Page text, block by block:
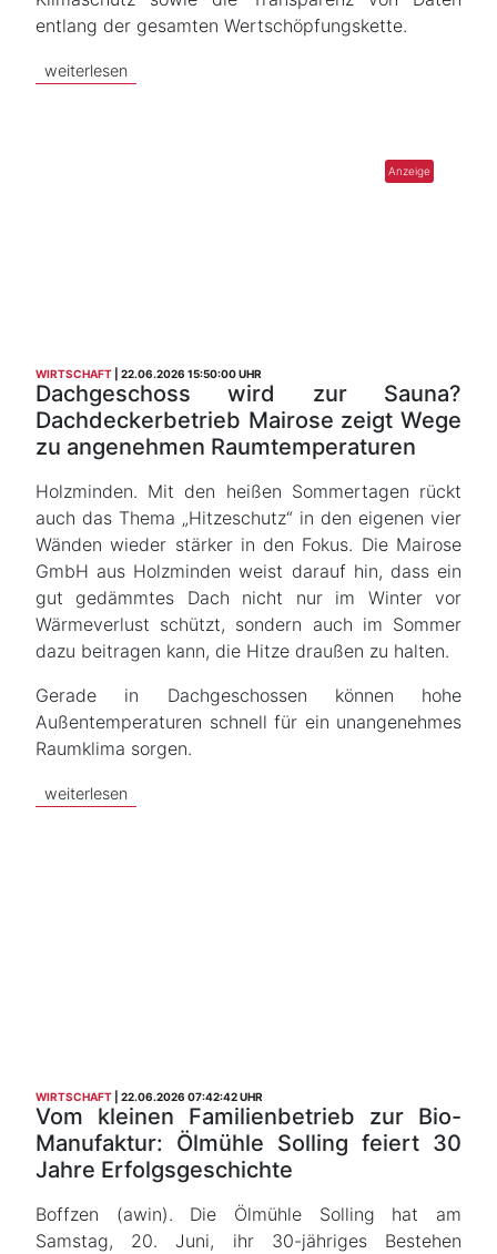
entlang der gesamten Wertschöpfungskette.
weiterlesen
WIRTSCHAFT 22.06.2026 15:50:00 UHR
Dachgeschoss wird zur Sauna?
Dachdeckerbetrieb Mairose zeigt Wege
zu angenehmen Raumtemperaturen
Holzminden. Mit den heißen Sommertagen rückt
auch das Thema „Hitzeschutz“ in den eigenen vier
Wänden wieder stärker in den Fokus. Die Mairose
GmbH aus Holzminden weist darauf hin, dass ein
gut gedämmtes Dach nicht nur im Winter vor
Wärmeverlust schützt, sondern auch im Sommer
dazu beitragen kann, die Hitze draußen zu halten.
Gerade in Dachgeschossen können hohe
Außentemperaturen schnell für ein unangenehmes
Raumklima sorgen.
weiterlesen
WIRTSCHAFT 22.06.2026 07:42:42 UHR
Vom kleinen Familienbetrieb zur Bio-
Manufaktur: Ölmühle Solling feiert 30
Jahre Erfolgsgeschichte
Boffzen (awin). Die Ölmühle Solling hat am
Samstag, 20. Juni, ihr 30-jähriges Bestehen